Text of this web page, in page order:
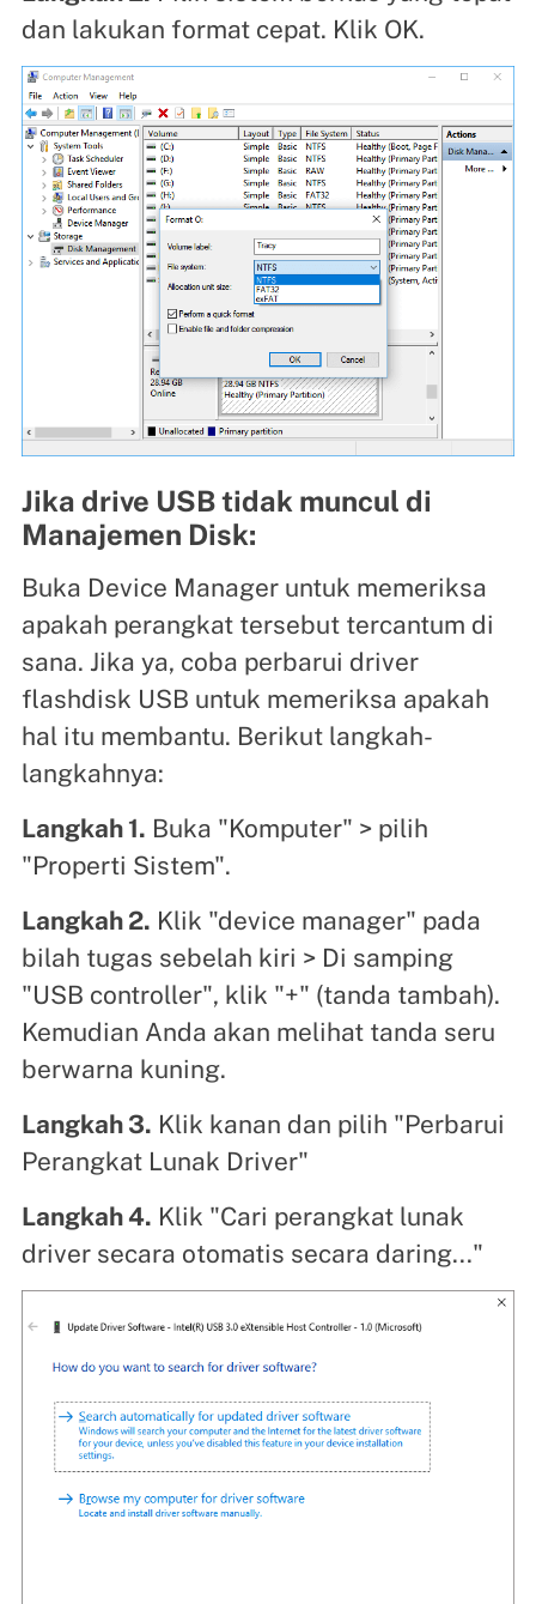
dan lakukan format cepat. Klik OK.
Jika drive USB tidak muncul di
Manajemen Disk:
Buka Device Manager untuk memeriksa
apakah perangkat tersebut tercantum di
sana. Jika ya, coba perbarui driver
flashdisk USB untuk memeriksa apakah
hal itu membantu. Berikut langkah-
langkahnya:
Langkah 1. Buka "Komputer" > pilih
"Properti Sistem".
Langkah 2. Klik "device manager" pada
bilah tugas sebelah kiri > Di samping
"USB controller", klik "+" (tanda tambah).
Kemudian Anda akan melihat tanda seru
berwarna kuning.
Langkah 3. Klik kanan dan pilih "Perbarui
Perangkat Lunak Driver"
Langkah 4. Klik "Cari perangkat lunak
driver secara otomatis secara daring..."